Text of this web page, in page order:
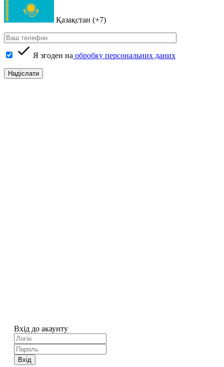
Қазақстан (+7)
Я згоден на обробку персональних даних
Вхід до акаунту
Вхід